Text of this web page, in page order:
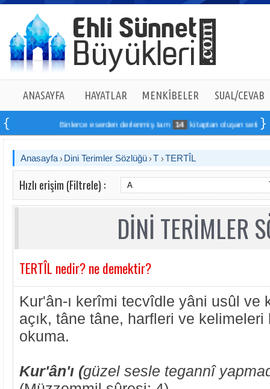
ANASAYFA HAYATLAR MENKÎBELER SUAL/CEVAB
Binlerce eserden derlenmiş tam 14 kitaptan oluşan seti
Anasayfa Dini Terimler Sözlüğü T TERTÎL
Hızlı erişim (Filtrele) :
DİNİ TERİMLER
TERTÎL nedir? ne demektir?
Kur'ân-ı kerîmi tecvîdle yâni usûl ve
açık, tâne tâne, harfleri ve kelimeleri
okuma.
Kur'ân'ı (güzel sesle tegannî